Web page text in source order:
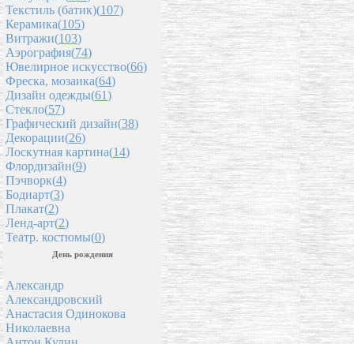
Текстиль (батик)(107)
Керамика(105)
Витражи(103)
Аэрография(74)
Ювелирное искусство(66)
Фреска, мозаика(64)
Дизайн одежды(61)
Стекло(57)
Графический дизайн(38)
Декорации(26)
Лоскутная картина(14)
Флордизайн(9)
Пэчворк(4)
Бодиарт(3)
Плакат(2)
Ленд-арт(2)
Театр. костюмы(0)
День рождения
Александр
Александровский
Анастасия Одинокова
Николаевна